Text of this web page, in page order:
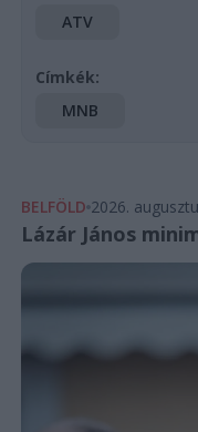
ATV
Címkék:
MNB
BELFÖLD 2026.
Lázár János